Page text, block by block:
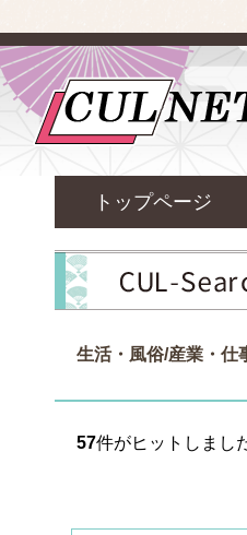
トップページ
生活・風俗/産業・仕
57件がヒットしまし